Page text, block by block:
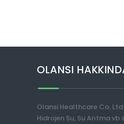
OLANSI
Olansi Healthcare Co, Ltd
Hidrojen Su, Su Arıtma vb